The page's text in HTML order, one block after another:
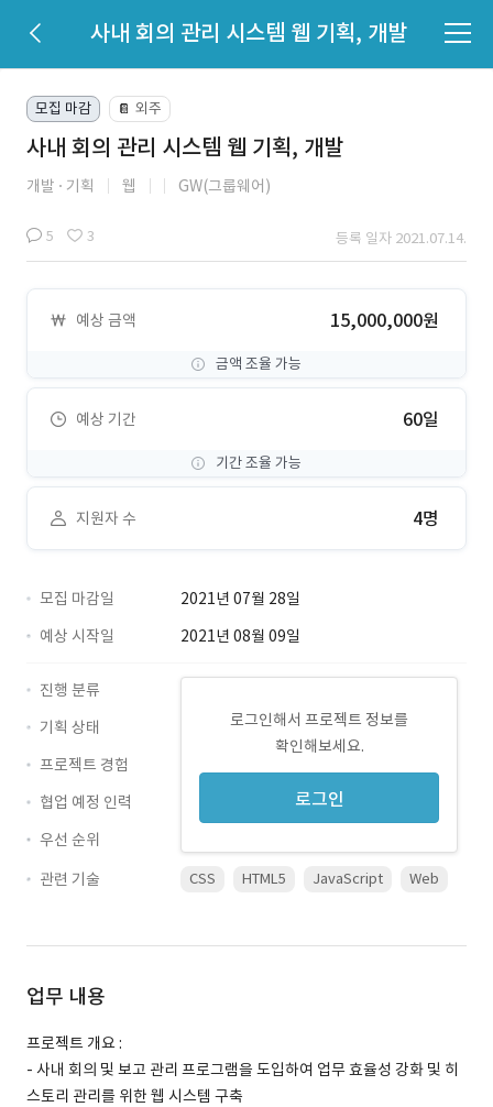
사내 회의 관리 시스템 웹 기획, 개발
모집 마감 📔 외주
사내 회의 관리 시스템 웹 기획, 개발
개발 기획 웹 GW(그룹웨어)
5 3 등록 일자 2021.07.14.
예상 금액 15,000,000원
금액 조율 가능
예상 기간 60일
기간 조율 가능
지원자 수 4명
모집 마감일
2021년 07월 28일
예상 시작일
2021년 08월 09일
로그인해서 프로젝트 정보를
확인해보세요.
로그인
진행 분류
기획 상태
프로젝트 경험
협업 예정 인력
우선 순위
관련 기술
CSS HTML5 JavaScript Web
업무 내용
프로젝트 개요 :
- 사내 회의 및 보고 관리 프로그램을 도입하여 업무 효율성 강화 및 히
스토리 관리를 위한 웹 시스템 구축